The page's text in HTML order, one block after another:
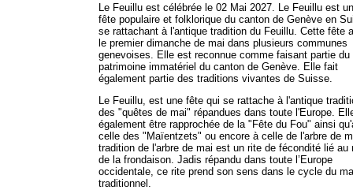
Le Feuillu est célébrée le 02 Mai 2027. Le Feuillu est
fête populaire et folklorique du canton de Genève en
se rattachant à l'antique tradition du Feuillu. Cette fête
le premier dimanche de mai dans plusieurs communes
genevoises. Elle est reconnue comme faisant partie du
patrimoine immatériel du canton de Genève. Elle fait
également partie des traditions vivantes de Suisse.
Le Feuillu, est une fête qui se rattache à l'antique
des "quêtes de mai" répandues dans toute l'Europe.
également être rapprochée de la "Fête du Fou" ainsi
celle des "Maïentzets" ou encore à celle de l'arbre de
tradition de l'arbre de mai est un rite de fécondité lié au
de la frondaison. Jadis répandu dans toute l’Europe
occidentale, ce rite prend son sens dans le cycle du
traditionnel.